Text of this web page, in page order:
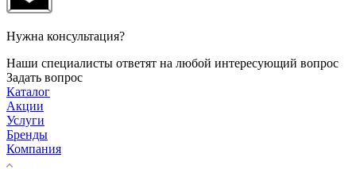
Нужна консультация?
Наши специалисты ответят на любой интересующий вопрос
Задать вопрос
Каталог
Акции
Услуги
Бренды
Компания